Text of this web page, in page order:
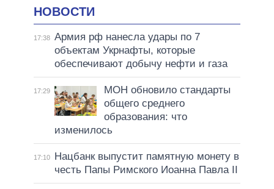
НОВОСТИ
17:38 Армия рф нанесла удары по 7
объектам Укрнафты, которые
обеспечивают добычу нефти и газа
17:29
МОН обновило стандарты
общего среднего
образования: что
изменилось
17:10
Нацбанк выпустит памятную монету в
честь Папы Римского Иоанна Павла II